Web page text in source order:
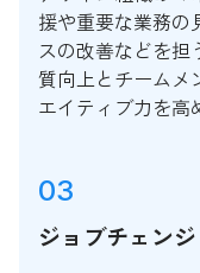
援や重要な業務の
スの改善などを担
質向上とチームメ
エイティブ力を高
03
ジョブチェンジ